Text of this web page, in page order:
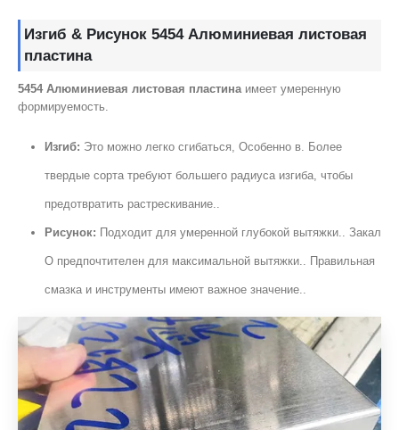
Изгиб & Рисунок 5454 Алюминиевая листовая
пластина
5454 Алюминиевая листовая пластина имеет умеренную
формируемость.
Изгиб: Это можно легко сгибаться, Особенно в. Более
твердые сорта требуют большего радиуса изгиба, чтобы
предотвратить растрескивание..
Рисунок: Подходит для умеренной глубокой вытяжки.. Закал
О предпочтителен для максимальной вытяжки.. Правильная
смазка и инструменты имеют важное значение..